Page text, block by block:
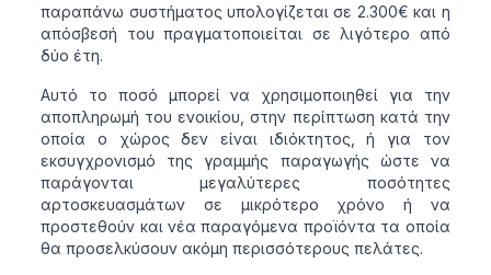
παραπάνω συστήματος υπολογίζεται σε 2.300€ και η
απόσβεσή του πραγματοποιείται σε λιγότερο από
δύο έτη.
Αυτό το ποσό μπορεί να χρησιμοποιηθεί για την
αποπληρωμή του ενοικίου, στην περίπτωση κατά την
οποία ο χώρος δεν είναι ιδιόκτητος, ή για τον
εκσυγχρονισμό της γραμμής παραγωγής ώστε να
παράγονται μεγαλύτερες ποσότητες
αρτοσκευασμάτων σε μικρότερο χρόνο ή να
προστεθούν και νέα παραγόμενα προϊόντα τα οποία
θα προσελκύσουν ακόμη περισσότερους πελάτες.